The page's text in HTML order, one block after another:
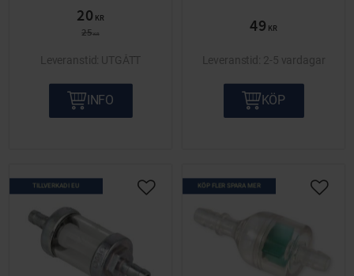
20 KR
25KR
UTGÅTT
INFO
49 KR
2-5 vardagar
KÖP
TILLVERKAD I EU
Lägg till i önskelista
KÖP FLER SPARA MER
Lägg